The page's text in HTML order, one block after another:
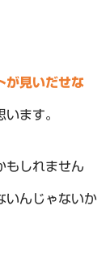
が見いだせな
ます。
もしれません
いんじゃないか